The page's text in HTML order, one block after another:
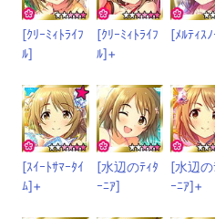
[ｸﾘｰﾐｨﾄﾗｲﾌ
ﾙ]
[ｸﾘｰﾐｨﾄﾗｲﾌ
ﾙ]+
[ﾒﾙﾃｨｽ
[ｽｲｰﾄｻﾏｰﾀｲ
ﾑ]+
[水辺のﾃｨﾀ
ｰﾆｱ]
[水辺の
ｰﾆｱ]+